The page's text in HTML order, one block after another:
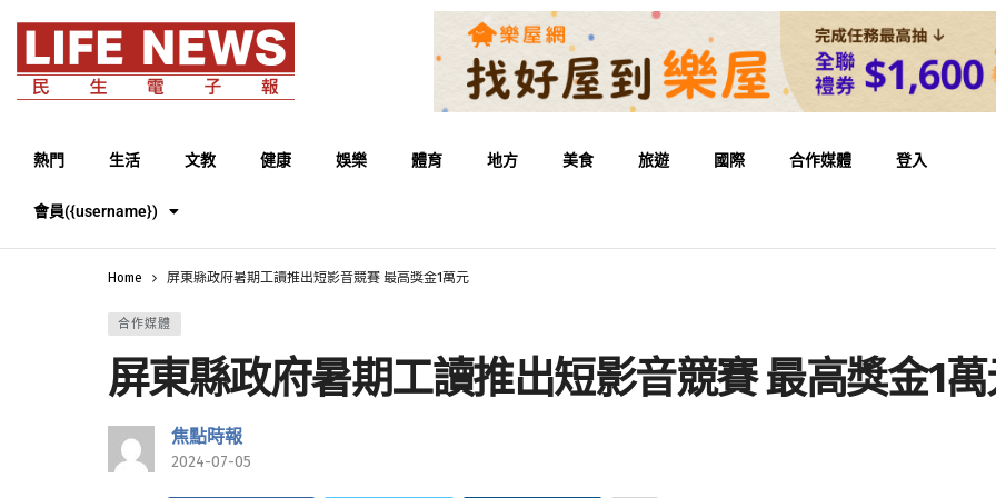
熱門 生活 文教 健康 娛樂 體育 地方 美食 旅遊 國際 合作媒體 登入
會員({username})
Home 屏東縣政府暑期工讀推出短影音競賽 最高獎金1萬元
合作媒體
屏東縣政府暑期工讀推出短影音競賽 最高獎金1
焦點時報
2024-07-05